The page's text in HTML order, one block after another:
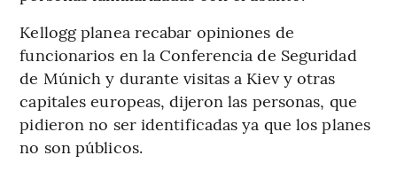
Kellogg planea recabar opiniones de
funcionarios en la Conferencia de Seguridad
de Múnich y durante visitas a Kiev y otras
capitales europeas, dijeron las personas, que
pidieron no ser identificadas ya que los planes
no son públicos.